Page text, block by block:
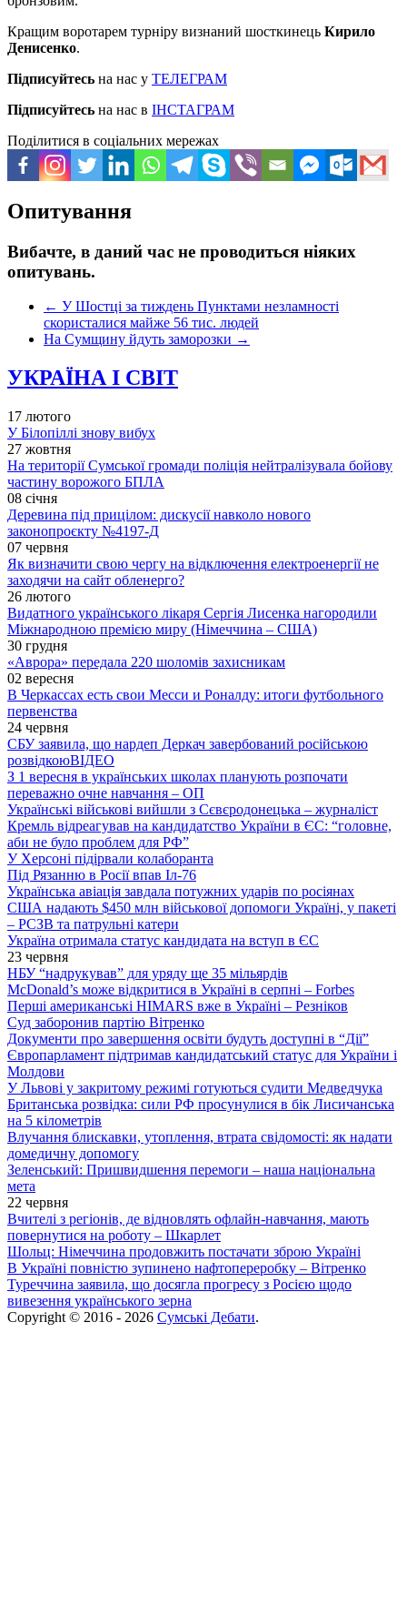
Кращим воротарем турніру визнаний шосткинець Кирило
Денисенко.
Підписуйтесь на нас у ТЕЛЕГРАМ
Підписуйтесь на нас в ІНСТАГРАМ
Поділитися в соціальних мережах
Опитування
Вибачте, в даний час не проводиться ніяких
опитувань.
← У Шостці за тиждень Пунктами незламності
скористалися майже 56 тис. людей
На Сумщину йдуть заморозки →
УКРАЇНА І СВІТ
17 лютого
У Білопіллі знову вибух
27 жовтня
На території Сумської громади поліція нейтралізувала бойову
частину ворожого БПЛА
08 січня
Деревина під прицілом: дискусії навколо нового
законопроєкту №4197-Д
07 червня
Як визначити свою чергу на відключення електроенергії не
заходячи на сайт обленерго?
26 лютого
Видатного українського лікаря Сергія Лисенка нагородили
Міжнародною премією миру (Німеччина – США)
30 грудня
«Аврора» передала 220 шоломів захисникам
02 вересня
В Черкассах есть свои Месси и Роналду: итоги футбольного
первенства
24 червня
СБУ заявила, що нардеп Деркач завербований російською
розвідкоюВІДЕО
З 1 вересня в українських школах планують розпочати
переважно очне навчання – ОП
Українські військові вийшли з Сєвєродонецька – журналіст
Кремль відреагував на кандидатство України в ЄС: “головне,
аби не було проблем для РФ”
У Херсоні підірвали колаборанта
Під Рязанню в Росії впав Іл-76
Українська авіація завдала потужних ударів по росіянах
США надають $450 млн військової допомоги Україні, у пакеті
– РСЗВ та патрульні катери
Україна отримала статус кандидата на вступ в ЄС
23 червня
НБУ “надрукував” для уряду ще 35 мільярдів
McDonald’s може відкритися в Україні в серпні – Forbes
Перші американські HIMARS вже в Україні – Резніков
Суд заборонив партію Вітренко
Документи про завершення освіти будуть доступні в “Дії”
Європарламент підтримав кандидатський статус для України і
Молдови
У Львові у закритому режимі готуються судити Медведчука
Британська розвідка: сили РФ просунулися в бік Лисичанська
на 5 кілометрів
Влучання блискавки, утоплення, втрата свідомості: як надати
домедичну допомогу
Зеленський: Пришвидшення перемоги – наша національна
мета
22 червня
Вчителі з регіонів, де відновлять офлайн-навчання, мають
повернутися на роботу – Шкарлет
Шольц: Німеччина продовжить постачати зброю Україні
В Україні повністю зупинено нафтопереробку – Вітренко
Туреччина заявила, що досягла прогресу з Росією щодо
вивезення українського зерна
Copyright © 2016 - 2026 Сумські Дебати.